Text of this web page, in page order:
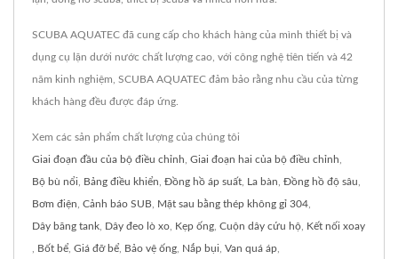
SCUBA AQUATEC đã cung cấp cho khách hàng của mình thiết bị và
dụng cụ lặn dưới nước chất lượng cao, với công nghệ tiên tiến và 42
năm kinh nghiệm, SCUBA AQUATEC đảm bảo rằng nhu cầu của từng
khách hàng đều được đáp ứng.
Xem các sản phẩm chất lượng của chúng tôi
Giai đoạn đầu của bộ điều chỉnh Giai đoạn hai của bộ điều chỉnh
Bộ bù nổi Bảng điều khiển Đồng hồ áp suất La bàn Đồng hồ độ sâu
Bơm điện Cảnh báo SUB Mặt sau bằng thép không gỉ 304
Dây băng tank Dây đeo lò xo Kẹp ống Cuộn dây cứu hộ Kết nối xoay
Bốt bể Giá đỡ bể Bảo vệ ống Nắp bụi Van quá áp